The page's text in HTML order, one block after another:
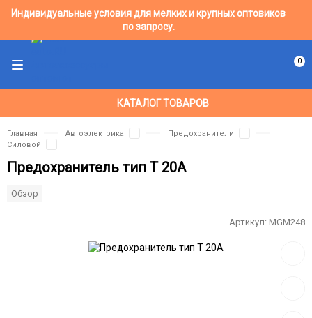
Индивидуальные условия для мелких и крупных оптовиков
по запросу.
КАТАЛОГ ТОВАРОВ
0
Главная Автоэлектрика
Предохранители
Силовой
Предохранитель тип T 20A
Обзор
Артикул: MGM248